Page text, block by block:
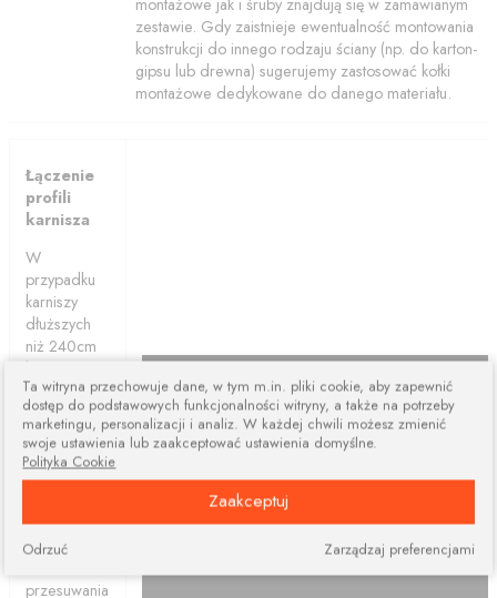
zestawie. Gdy zaistnieje ewentualność montowania
konstrukcji do innego rodzaju ściany (np. do karton-
gipsu lub drewna) sugerujemy zastosować kołki
montażowe dedykowane do danego materiału.
Łączenie
profili
karnisza
W
przypadku
karniszy
dłuższych
niż 240cm
karnisze są
łączone z
dwóch lub
więcej
elementów.
Połączone
ciągle dają
nam
przesuwania
Ta witryna przechowuje dane, w tym m.in. pliki cookie, aby zapewnić
dostęp do podstawowych funkcjonalności witryny, a także na potrzeby
marketingu, personalizacji i analiz. W każdej chwili możesz zmienić
swoje ustawienia lub zaakceptować ustawienia domyślne.
Polityka Cookie
Zaakceptuj
Zarządzaj preferencjami
Odrzuć